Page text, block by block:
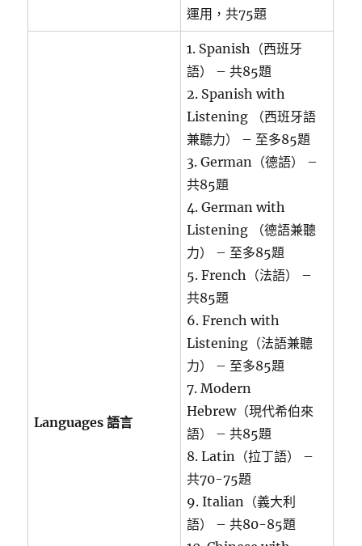
運用，共75題
Languages 語言
1. Spanish（西班牙
語） – 共85題
2. Spanish with
Listening （西班牙語
兼聽力） – 至多85題
3. German（德語） –
共85題
4. German with
Listening （德語兼聽
力） – 至多85題
5. French（法語） –
共85題
6. French with
Listening（法語兼聽
力） – 至多85題
7. Modern
Hebrew（現代希伯來
語） – 共85題
8. Latin（拉丁語） –
共70-75題
9. Italian（義大利
語） – 共80-85題